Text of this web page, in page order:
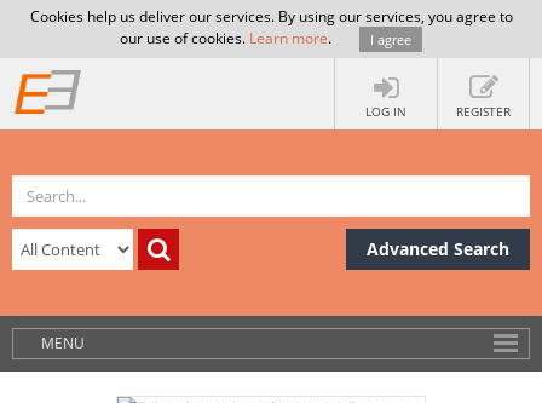
Cookies help us deliver our services. By using our services, you agree to
our use of cookies. Learn more. I agree
LOG IN REGISTER
Advanced Search
MENU